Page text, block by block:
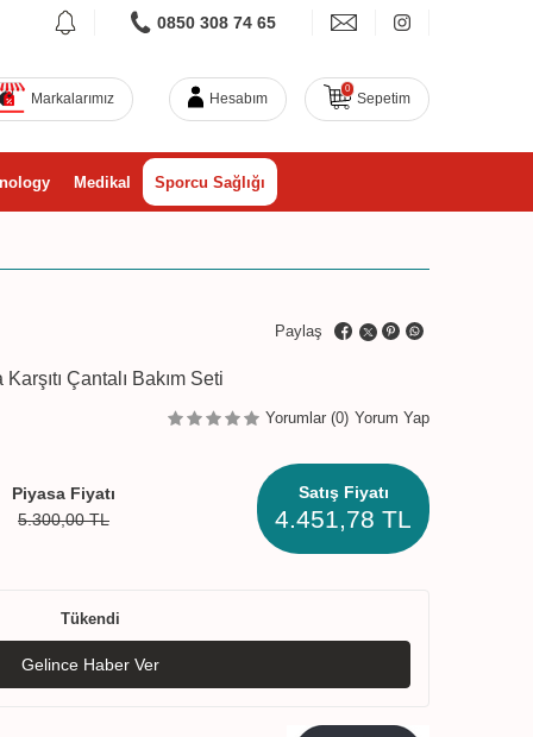
0850 308 74 65
Markalarımız Hesabım
0
Sepetim
Medikal Sporcu Sağlığı
Paylaş
Çantalı Bakım Seti
Yorumlar (0) Yorum Yap
Piyasa Fiyatı
5.300,00TL
Satış Fiyatı
4.451,78 TL
Tükendi
Gelince Haber Ver